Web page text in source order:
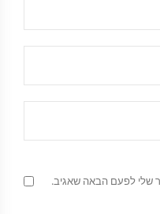
שלי לפעם הבאה שאגיב.